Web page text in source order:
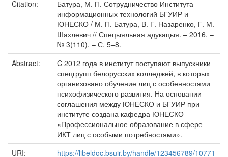
Citation:
Батура, М. П. Сотрудничество Института
информационных технологий БГУИР и
ЮНЕСКО / М. П. Батура, В. Г. Назаренко, Г. М.
Шахлевич // Спецыяльная адукацыя. – 2016. –
№ 3(110). – С. 5–8.
Abstract:
C 2012 года в институт поступают выпускники
спецгрупп белорусских колледжей, в которых
организовано обучение лиц с особенностями
психофизического развития. На основании
соглашения между ЮНЕСКО и БГУИР при
институте создана кафедра ЮНЕСКО
«Профессиональное образование в сфере
ИКТ лиц с особыми потребностями».
URI:
https://libeldoc.bsuir.by/handle/123456789/10771